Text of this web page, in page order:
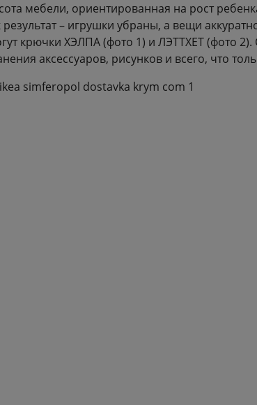
мебели, ориентированная на рост
результат – игрушки убраны, а вещи
крючки ХЭЛПА (фото 1) и ЛЭТТХЕТ (фото 2).
аксессуаров, рисунков и всего, что